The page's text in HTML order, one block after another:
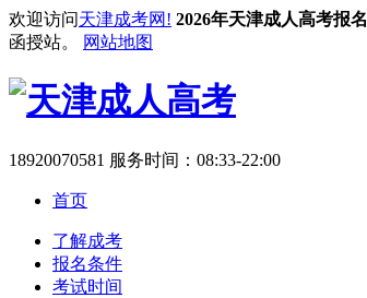
欢迎访问天津成考网! 2026年天津成人高考报
函授站。
网站地图
18920070581 服务时间：08:33-22:00
首页
了解成考
报名条件
考试时间